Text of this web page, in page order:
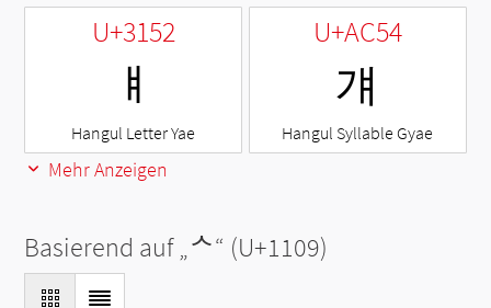
U+3152
ㅒ
Hangul Letter Yae
U+AC54
걔
Hangul Syllable Gyae
Mehr Anzeigen
Basierend auf „ᄉ“ (U+1109)